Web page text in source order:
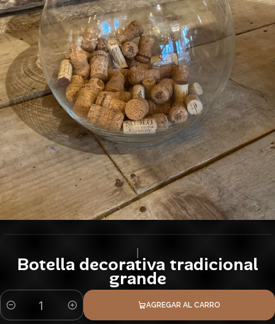
Botella decorativa tradicional
grande
Cantidad
AGREGAR AL CARRO